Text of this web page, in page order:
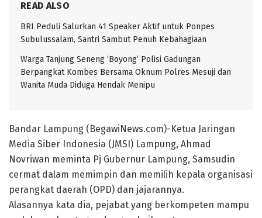
READ ALSO
BRI Peduli Salurkan 41 Speaker Aktif untuk Ponpes
Subulussalam, Santri Sambut Penuh Kebahagiaan
Warga Tanjung Seneng ‘Boyong’ Polisi Gadungan
Berpangkat Kombes Bersama Oknum Polres Mesuji dan
Wanita Muda Diduga Hendak Menipu
Bandar Lampung (BegawiNews.com)-Ketua Jaringan
Media Siber Indonesia (JMSI) Lampung, Ahmad
Novriwan meminta Pj Gubernur Lampung, Samsudin
cermat dalam memimpin dan memilih kepala organisasi
perangkat daerah (OPD) dan jajarannya.
Alasannya kata dia, pejabat yang berkompeten mampu